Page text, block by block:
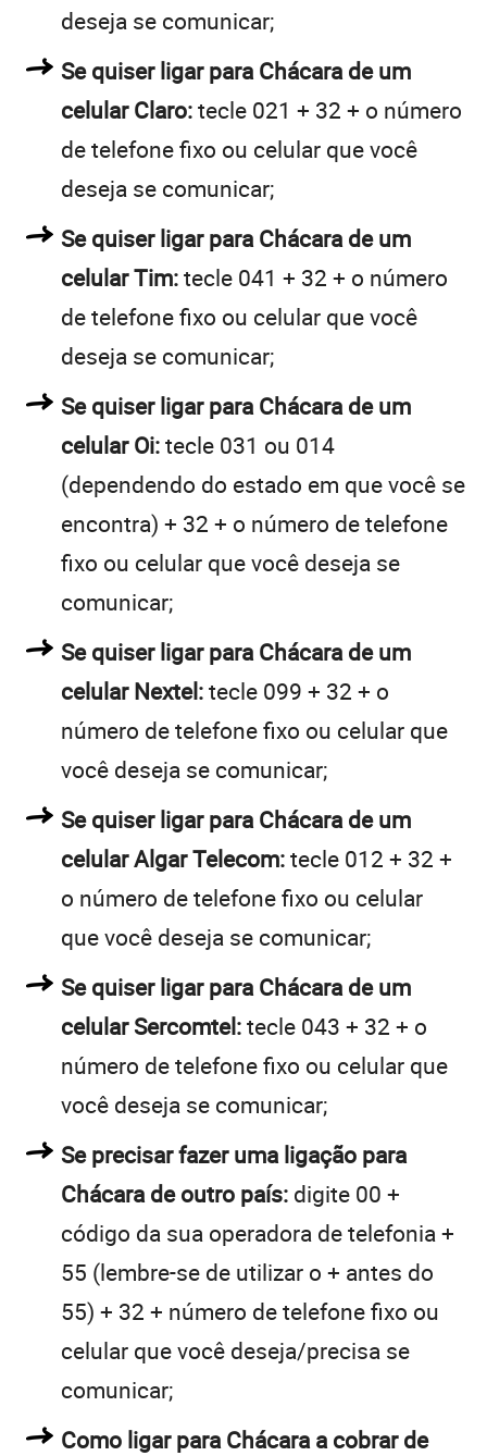
deseja se comunicar;
Se quiser ligar para Chácara de um
celular Claro:tecle 021 + 32 + o número
de telefone fixo ou celular que você
deseja se comunicar;
Se quiser ligar para Chácara de um
celular Tim:tecle 041 + 32 + o número
de telefone fixo ou celular que você
deseja se comunicar;
Se quiser ligar para Chácara de um
celular Oi:tecle 031 ou 014
(dependendo do estado em que você se
encontra) + 32 + o número de telefone
fixo ou celular que você deseja se
comunicar;
Se quiser ligar para Chácara de um
celular Nextel:tecle 099 + 32 + o
número de telefone fixo ou celular que
você deseja se comunicar;
Se quiser ligar para Chácara de um
celular Algar Telecom:tecle 012 + 32 +
o número de telefone fixo ou celular
que você deseja se comunicar;
Se quiser ligar para Chácara de um
celular Sercomtel:tecle 043 + 32 + o
número de telefone fixo ou celular que
você deseja se comunicar;
Se precisar fazer uma ligação para
Chácara de outro país: digite 00 +
código da sua operadora de telefonia +
55 (lembre-se de utilizar o + antes do
55) + 32 + número de telefone fixo ou
celular que você deseja/precisa se
comunicar;
Como ligar para Chácara a cobrar de